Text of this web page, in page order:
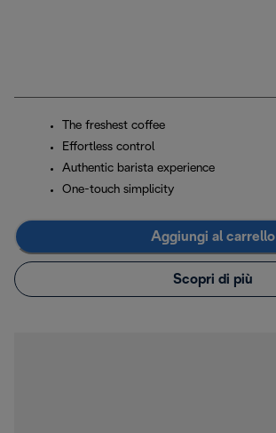
The freshest coffee
Effortless control
Authentic barista experience
One-touch simplicity
Aggiungi al carrello
Scopri di più